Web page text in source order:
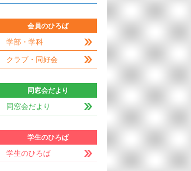
会員のひろば
学部・学科
クラブ・同好会
同窓会だより
同窓会だより
学生のひろば
学生のひろば